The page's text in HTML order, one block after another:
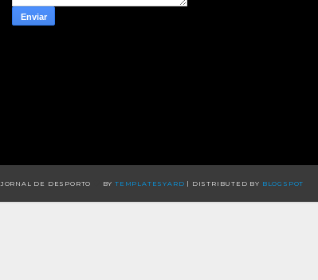
JORNAL DE DESPORTO BY TEMPLATESYARD | DISTRIBUTED BY BLOGSPOT